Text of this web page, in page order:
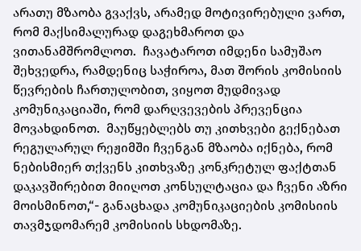
არათუ მზაობა გვაქვს, არამედ მოტივირებული ვართ,
რომ მაქსიმალურად დაგეხმაროთ და
ვითანამშრომლოთ. ჩავატაროთ იმდენი სამუშაო
შეხვედრა, რამდენიც საჭიროა, მათ შორის კომისიის
წევრების ჩართულობით, ვიყოთ მუდმივად
კომუნიკაციაში, რომ დარღვევების პრევენცია
მოვახდინოთ. მაუწყებლებს თუ კითხვები გექნებათ
რეგულარულ რეჟიმში ჩვენგან მზაობა იქნება, რომ
ნებისმიერ თქვენს კითხვაზე კონკრეტულ ფაქტთან
დაკავშირებით მიიღოთ კონსულტაცია და ჩვენი აზრი
მოისმინოთ,“- განაცხადა კომუნიკაციების კომისიის
თავმჯდომარემ კომისიის სხდომაზე.